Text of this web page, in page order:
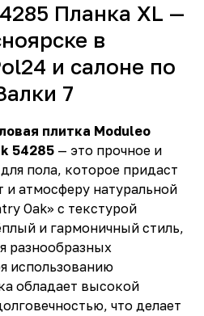
Планка XL —
в
и салоне по
7
плитка Moduleo
54285 — это прочное и
пола, которое придаст
и атмосферу натуральной
Oak» с текстурой
и гармоничный стиль,
разнообразных
использованию
обладает высокой
что делает